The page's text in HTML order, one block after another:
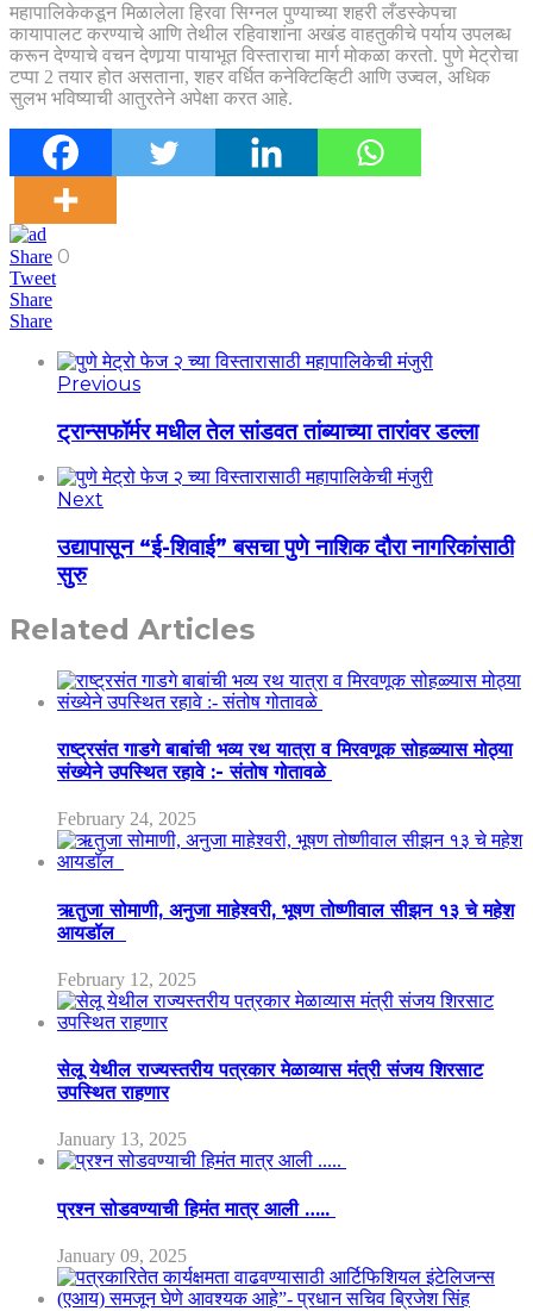
महापालिकेकडून मिळालेला हिरवा सिग्नल पुण्याच्या शहरी लँडस्केपचा
कायापालट करण्याचे आणि तेथील रहिवाशांना अखंड वाहतुकीचे पर्याय उपलब्ध
करून देण्याचे वचन देणार्‍या पायाभूत विस्ताराचा मार्ग मोकळा करतो. पुणे मेट्रोचा
टप्पा 2 तयार होत असताना, शहर वर्धित कनेक्टिव्हिटी आणि उज्वल, अधिक
सुलभ भविष्याची आतुरतेने अपेक्षा करत आहे.
Share 0
Tweet
Share
Share
Previous
ट्रान्सफॉर्मर मधील तेल सांडवत तांब्याच्या तारांवर डल्ला
Next
उद्यापासून “ई-शिवाई” बसचा पुणे नाशिक दौरा नागरिकांसाठी
सुरु
Related Articles
राष्ट्रसंत गाडगे बाबांची भव्य रथ यात्रा व मिरवणूक सोहळ्यास मोठ्या
संख्येने उपस्थित रहावे :- संतोष गोतावळे
February 24, 2025
ऋतुजा सोमाणी, अनुजा माहेश्वरी, भूषण तोष्णीवाल सीझन १३ चे महेश
आयडॉल
February 12, 2025
सेलू येथील राज्यस्तरीय पत्रकार मेळाव्यास मंत्री संजय शिरसाट
उपस्थित राहणार
January 13, 2025
प्रश्न सोडवण्याची हिमंत मात्र आली …..
January 09, 2025